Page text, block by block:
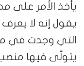
يأخذ الأمر على
يقول إنه لا
التي وجدت في
يتولّى فيها منصب